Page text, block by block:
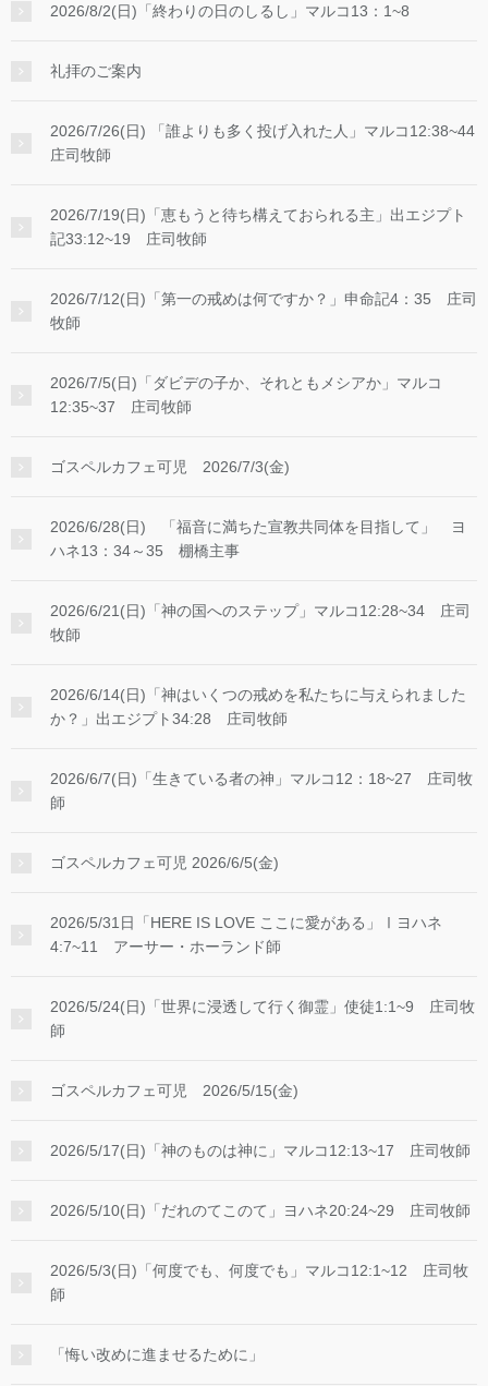
2026/8/2(日)「終わりの日のしるし」マルコ13：1~8
礼拝のご案内
2026/7/26(日) 「誰よりも多く投げ入れた人」マルコ12:38~44
庄司牧師
2026/7/19(日)「恵もうと待ち構えておられる主」出エジプト
記33:12~19 庄司牧師
2026/7/12(日)「第一の戒めは何ですか？」申命記4：35 庄司
牧師
2026/7/5(日)「ダビデの子か、それともメシアか」マルコ
12:35~37 庄司牧師
ゴスペルカフェ可児 2026/7/3(金)
2026/6/28(日) 「福音に満ちた宣教共同体を目指して」 ヨ
ハネ13：34～35 棚橋主事
2026/6/21(日)「神の国へのステップ」マルコ12:28~34 庄司
牧師
2026/6/14(日)「神はいくつの戒めを私たちに与えられました
か？」出エジプト34:28 庄司牧師
2026/6/7(日)「生きている者の神」マルコ12：18~27 庄司牧
師
ゴスペルカフェ可児 2026/6/5(金)
2026/5/31日「HERE IS LOVE ここに愛がある」Ⅰヨハネ
4:7~11 アーサー・ホーランド師
2026/5/24(日)「世界に浸透して行く御霊」使徒1:1~9 庄司牧
師
ゴスペルカフェ可児 2026/5/15(金)
2026/5/17(日)「神のものは神に」マルコ12:13~17 庄司牧師
2026/5/10(日)「だれのてこのて」ヨハネ20:24~29 庄司牧師
2026/5/3(日)「何度でも、何度でも」マルコ12:1~12 庄司牧
師
「悔い改めに進ませるために」